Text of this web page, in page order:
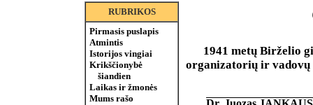
RUBRIKOS
Pirmasis puslapis
Atmintis
Istorijos vingiai
Krikščionybė
šiandien
Laikas ir žmonės
Mums rašo
1941 metų Birželio
organizatorių ir vadovų